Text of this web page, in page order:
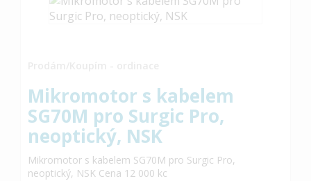
Mikromotor s kabelem
SG70M pro Surgic Pro,
neoptický, NSK
Mikromotor s kabelem SG70M pro Surgic Pro,
neoptický, NSK Cena 12 000 kc